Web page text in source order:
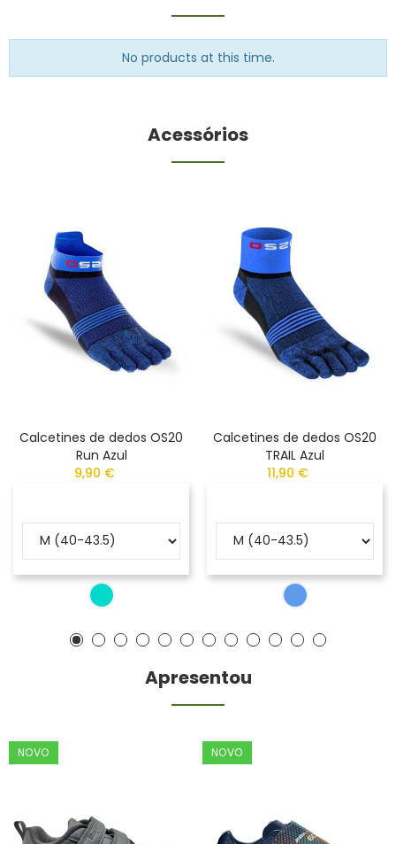
No products at this time.
Acessórios
Calcetines de dedos OS20
Run Azul
9,90 €
Calcetines de dedos OS20
TRAIL Azul
11,90 €
Apresentou
NOVO NOVO